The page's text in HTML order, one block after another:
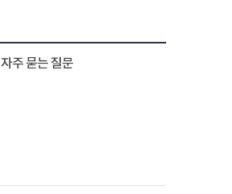
자주 묻는 질문